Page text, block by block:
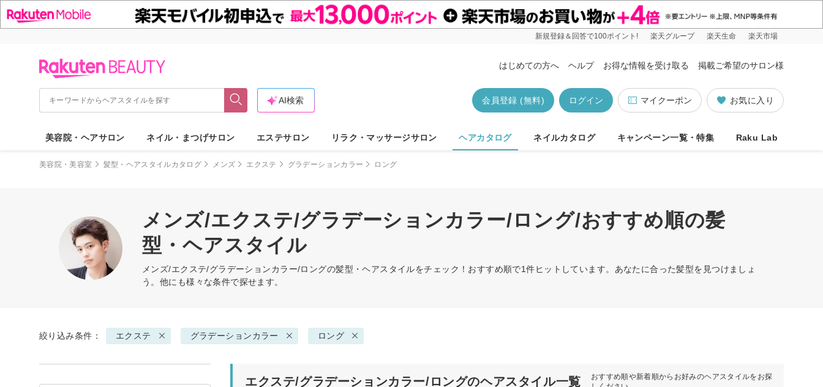
新規登録＆回答で100ポイント! 楽天グループ 楽天生命 楽天市場
はじめての方へ ヘルプ お得な情報を受け取る 掲載ご希望のサロン様
お気に入り
マイクーポン
ログイン
会員登録 (無料)
AI検索
美容院・ヘアサロン ネイル・まつげサロン エステサロン リラク・マッサージサロン ヘアカタログ ネイルカタログ キャンペーン一覧・特集 Raku Lab
美容院・美容室 髪型・ヘアスタイルカタログ メンズ エクステ グラデーションカラー ロング
メンズ/エクステ/グラデーションカラー/ロング/おすすめ順の髪
型・ヘアスタイル
メンズ/エクステ/グラデーションカラー/ロングの髪型・ヘアスタイルをチェック！おすすめ順で1件ヒットしています。あなたに合った髪型を見つけましょ
う。他にも様々な条件で探せます。
絞り込み条件： エクステ グラデーションカラー ロング
エクステ/グラデーションカラー/ロングのヘアスタイル一覧
おすすめ順や新着順からお好みのヘアスタイルをお探